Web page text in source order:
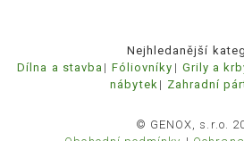
Nejhledanější
Dílna a stavba
Fóliovníky Grily a
nábytek
Zahradní
© GENOX, s.r.o.